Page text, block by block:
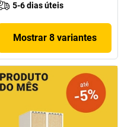
5-6 dias úteis
Mostrar 8 variantes